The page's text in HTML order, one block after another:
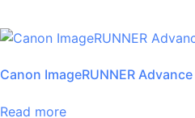
Canon ImageRUNNER
Read more